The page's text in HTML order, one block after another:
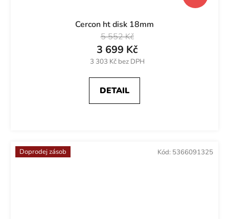
Cercon ht disk 18mm
3 303 Kč bez DPH
3 699 Kč
5 552 Kč
DETAIL
Doprodej zásob Kód: 5366091325